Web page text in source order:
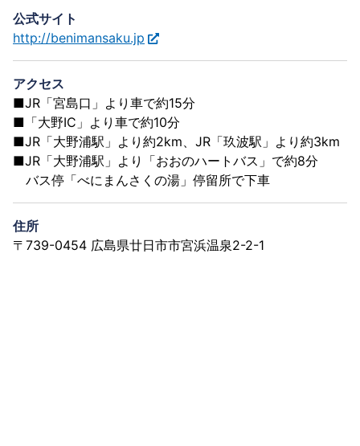
公式サイト
http://benimansaku.jp
アクセス
■JR「宮島口」より車で約15分
■「大野IC」より車で約10分
■JR「大野浦駅」より約2km、JR「玖波駅」より約3km
■JR「大野浦駅」より「おおのハートバス」で約8分
バス停「べにまんさくの湯」停留所で下車
住所
〒739-0454 広島県廿日市市宮浜温泉2-2-1